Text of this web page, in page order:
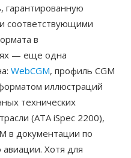
гарантированную
соответствующими
в
— еще одна
WebCGM, профиль CGM
иллюстраций
технических
(ATA iSpec 2200),
в документации по
Хотя для